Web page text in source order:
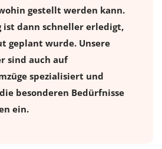
gestellt werden kann.
ist dann schneller erledigt,
geplant wurde. Unsere
sind auch auf
spezialisiert und
besonderen Bedürfnisse
ein.